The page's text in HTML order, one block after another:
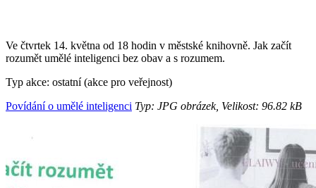
Ve čtvrtek 14. května od 18 hodin v městské knihovně. Jak začít
rozumět umělé inteligenci bez obav a s rozumem.
Typ akce: ostatní (akce pro veřejnost)
Povídání o umělé inteligenci Typ: JPG obrázek, Velikost: 96.82 kB